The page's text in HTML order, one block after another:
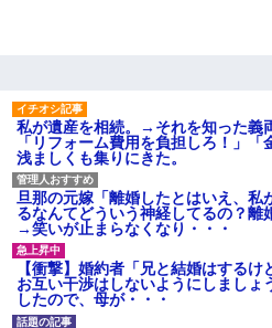
私が遺産を相続。→それを知った義
「リフォーム費用を負担しろ！」
浅ましくも集りにきた。
旦那の元嫁「離婚したとはいえ、私
るなんてどういう神経してるの？離
→笑いが止まらなくなり・・・
【衝撃】婚約者「兄と結婚はするけ
お互い干渉はしないようにしまし
したので、母が・・・